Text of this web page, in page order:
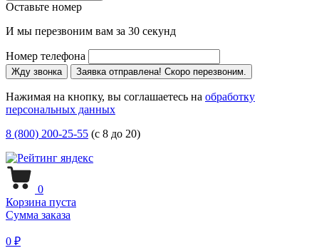
Оставьте номер
И мы перезвоним вам за 30 секунд
Номер телефона
Жду звонка Заявка отправлена! Скоро перезвоним.
Нажимая на кнопку, вы соглашаетесь на обработку
персональных данных
8 (800) 200-25-55 (с 8 до 20)
0
Корзина пуста
Сумма заказа
0 ₽